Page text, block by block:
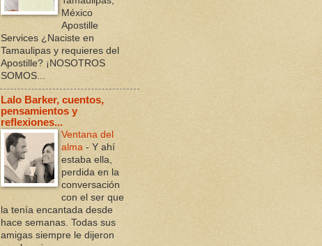
México
Apostille
Services ¿Naciste en
Tamaulipas y requieres del
Apostille? ¡NOSOTROS
SOMOS...
Lalo Barker, cuentos,
pensamientos y
reflexiones...
Ventana del
alma - Y ahí
estaba ella,
perdida en la
conversación
con el ser que
la tenía encantada desde
hace semanas. Todas sus
amigas siempre le dijeron